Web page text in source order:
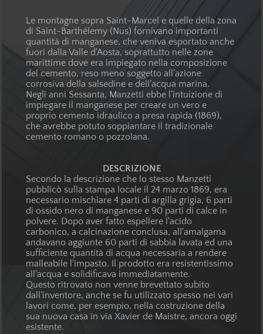
Le montagne sopra Saint-Marcel e quelle della zona
di Saint-Barthélemy (Nus) fornivano importanti
quantità di manganese, che veniva esportato anche
fuori dalla Valle d’Aosta, soprattutto nelle zone
marittime dove era impiegato nella composizione
del cemento, reso meno soggetto all’azione
corrosiva della salsedine e dell’acqua marina.
Negli anni Sessanta, Manzetti ebbe l’intuizione di
impiegare il manganese per creare un vero e
proprio cemento idraulico a presa rapida (1869),
che avrebbe potuto soppiantare il tradizionale
cemento romano o pozzolana.
DESCRIZIONE
Secondo la descrizione che lo stesso Manzetti
pubblicò sulla stampa locale il 24 marzo 1869, era
necessario mischiare 4 parti di argilla grigia, 6 parti
di ossido nero di manganese e 90 parti di calce in
polvere. Dopo aver fatto espellere l'acido
carbonico, a calcinazione conclusa, all'amalgama
andavano aggiunte 60 parti di sabbia lavata ed una
sufficiente quantità di acqua necessaria a rendere
malleabile l'impasto. Il prodotto era resistentissimo
all'acqua e solidificava immediatamente.
Questo ritrovato non venne brevettato subito
dall’inventore, anche se fu utilizzato spesso nei vari
lavori come, per esempio, nella costruzione della
sua nuova casa in via Xavier de Maistre, ancora oggi
esistente.